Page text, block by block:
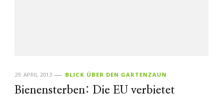
29. APRIL 2013 BLICK ÜBER DEN GARTENZAUN
Bienensterben: Die EU verbietet